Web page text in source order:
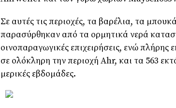
Σε αυτές τις περιοχές, τα βαρέλια, τα
παρασύρθηκαν από τα ορμητικά νερά
οινοπαραγωγικές επιχειρήσεις, ενώ
σε ολόκληρη την περιοχή Ahr, και τα 563
μερικές εβδομάδες.